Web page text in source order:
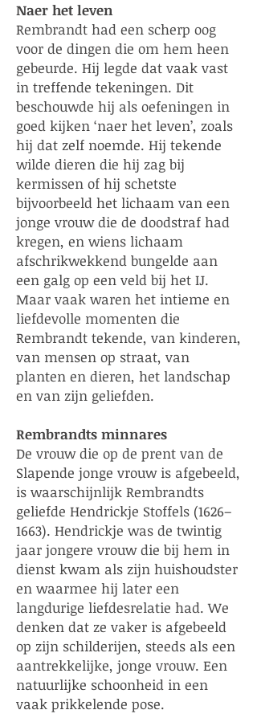
Naer het leven
Rembrandt had een scherp oog
voor de dingen die om hem heen
gebeurde. Hij legde dat vaak vast
in treffende tekeningen. Dit
beschouwde hij als oefeningen in
goed kijken ‘naer het leven’, zoals
hij dat zelf noemde. Hij tekende
wilde dieren die hij zag bij
kermissen of hij schetste
bijvoorbeeld het lichaam van een
jonge vrouw die de doodstraf had
kregen, en wiens lichaam
afschrikwekkend bungelde aan
een galg op een veld bij het IJ.
Maar vaak waren het intieme en
liefdevolle momenten die
Rembrandt tekende, van kinderen,
van mensen op straat, van
planten en dieren, het landschap
en van zijn geliefden.
Rembrandts minnares
De vrouw die op de prent van de
Slapende jonge vrouw is afgebeeld,
is waarschijnlijk Rembrandts
geliefde Hendrickje Stoffels (1626–
1663). Hendrickje was de twintig
jaar jongere vrouw die bij hem in
dienst kwam als zijn huishoudster
en waarmee hij later een
langdurige liefdesrelatie had. We
denken dat ze vaker is afgebeeld
op zijn schilderijen, steeds als een
aantrekkelijke, jonge vrouw. Een
natuurlijke schoonheid in een
vaak prikkelende pose.